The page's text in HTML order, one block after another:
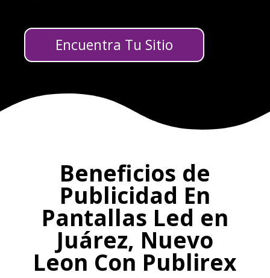
Encuentra Tu Sitio
Beneficios de
Publicidad En
Pantallas Led en
Juárez, Nuevo
Leon Con Publirex